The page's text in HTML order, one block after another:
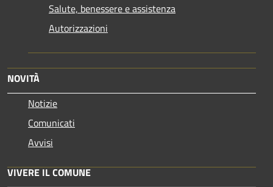
Salute, benessere e assistenza
Autorizzazioni
NOVITÀ
Notizie
Comunicati
Avvisi
VIVERE IL COMUNE